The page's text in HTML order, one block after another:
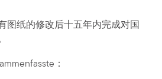
图纸的修改后十五年内完成对国
：